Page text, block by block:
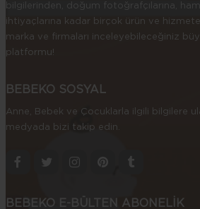
bilgilerinden, doğum fotoğrafçılarına,
ihtiyaçlarına kadar birçok ürün ve
marka ve firmaları inceleyebileceğiniz
platformu!
BEBEKO SOSYAL
Anne, Bebek ve Çocuklarla ilgili bilgilere
medyada bizi takip edin.
BEBEKO E-BÜLTEN ABONELİK